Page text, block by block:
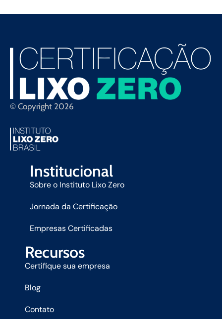
© Copyright 2026
Institucional
Sobre o Instituto Lixo Zero
Jornada da Certificação
Empresas Certificadas
Recursos
Certifique sua empresa
Blog
Contato